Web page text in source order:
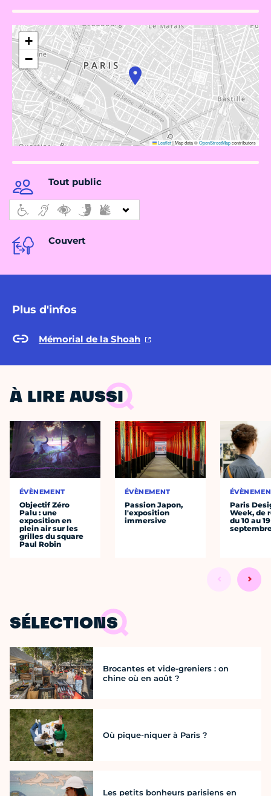
+
−
Leaflet|Map data ©OpenStreetMapcontributors
Tout public
Couvert
Plus d'infos
Mémorial de la Shoah
À LIRE AUSSI
ÉVÈNEMENT
Objectif Zéro
Palu : une
exposition en
plein air sur les
grilles du square
Paul Robin
ÉVÈNEMENT
Passion Japon,
l'exposition
immersive
Paris
Week, de
du 10 au 19
SÉLECTIONS
Brocantes et vide-greniers : on
chine où en août ?
Où pique-niquer à Paris ?
Les petits bonheurs parisiens en